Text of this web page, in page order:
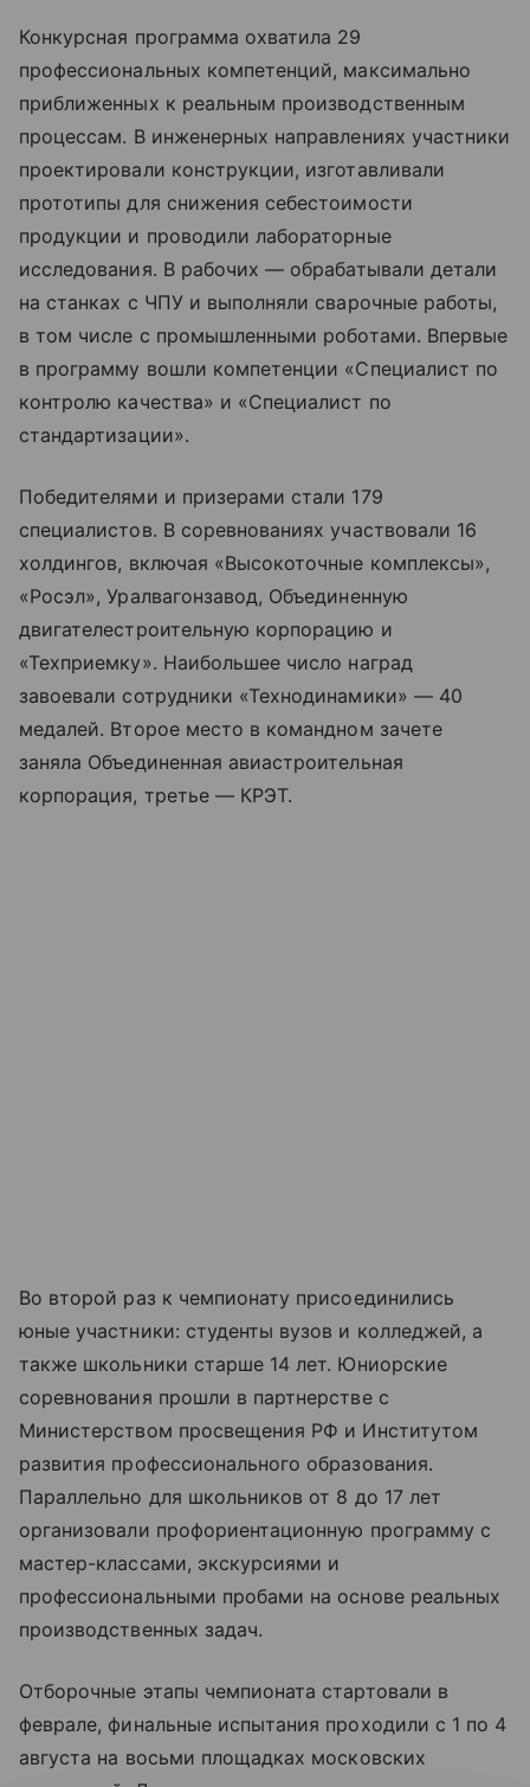
Конкурсная программа охватила 29
профессиональных компетенций, максимально
приближенных к реальным производственным
процессам. В инженерных направлениях участники
проектировали конструкции, изготавливали
прототипы для снижения себестоимости
продукции и проводили лабораторные
исследования. В рабочих — обрабатывали детали
на станках с ЧПУ и выполняли сварочные работы,
в том числе с промышленными роботами. Впервые
в программу вошли компетенции «Специалист по
контролю качества» и «Специалист по
стандартизации».
Победителями и призерами стали 179
специалистов. В соревнованиях участвовали 16
холдингов, включая «Высокоточные комплексы»,
«Росэл», Уралвагонзавод, Объединенную
двигателестроительную корпорацию и
«Техприемку». Наибольшее число наград
завоевали сотрудники «Технодинамики» — 40
медалей. Второе место в командном зачете
заняла Объединенная авиастроительная
корпорация, третье — КРЭТ.
Во второй раз к чемпионату присоединились
юные участники: студенты вузов и колледжей, а
также школьники старше 14 лет. Юниорские
соревнования прошли в партнерстве с
Министерством просвещения РФ и Институтом
развития профессионального образования.
Параллельно для школьников от 8 до 17 лет
организовали профориентационную программу с
мастер-классами, экскурсиями и
профессиональными пробами на основе реальных
производственных задач.
Отборочные этапы чемпионата стартовали в
феврале, финальные испытания проходили с 1 по 4
августа на восьми площадках московских